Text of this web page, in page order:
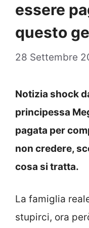
essere
questo
28 Settembre
Notizia shock
principessa
pagata per
non credere,
cosa si tratta.
La famiglia
stupirci, ora